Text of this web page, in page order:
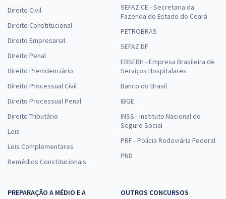
Direito Civil
Direito Constitucional
Direito Empresarial
Direito Penal
Direito Previdenciário
Direito Processual Civil
Direito Processual Penal
Direito Tributário
Leis
Leis Complementares
Remédios Constitucionais
SEFAZ CE - Secretaria da
Fazenda do Estado do Ceará
PETROBRAS
SEFAZ DF
EBSERH - Empresa Brasileira de
Serviços Hospitalares
Banco do Brasil
IBGE
INSS - Instituto Nacional do
Seguro Social
PRF - Polícia Rodoviária Federal
PND
PREPARAÇÃO A MÉDIO E A
OUTROS CONCURSOS